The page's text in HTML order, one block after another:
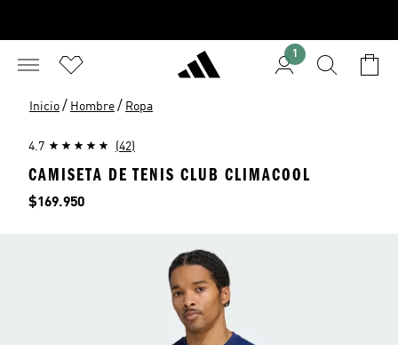
1
Inicio / Hombre / Ropa
4.7 (42)
CAMISETA DE TENIS CLUB CLIMACOOL
Precio
$169.950